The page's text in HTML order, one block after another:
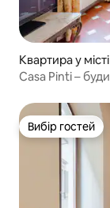
Квартира у
Casa Pinti –
Вибір гостей
Вибір гостей